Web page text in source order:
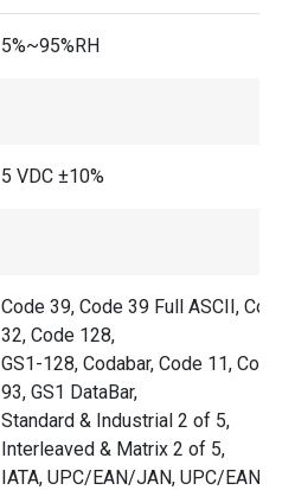
5%~95%RH
5 VDC ±10%
Code 39, Code 39 Full ASCII, Code
32, Code 128,
GS1-128, Codabar, Code 11, Code
93, GS1 DataBar,
Standard & Industrial 2 of 5,
Interleaved & Matrix 2 of 5,
IATA, UPC/EAN/JAN, UPC/EAN/